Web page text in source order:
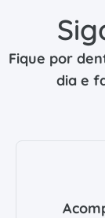
Fique por
dia e